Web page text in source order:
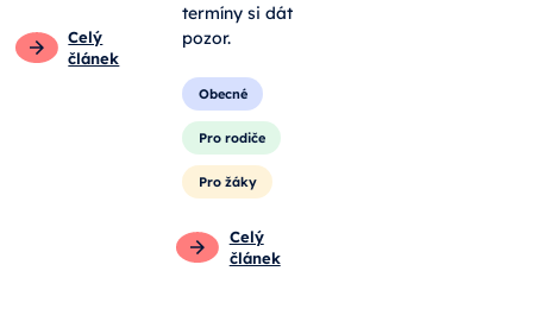
Celý
článek
termíny si dát
pozor.
Obecné
Pro rodiče
Pro žáky
Celý
článek